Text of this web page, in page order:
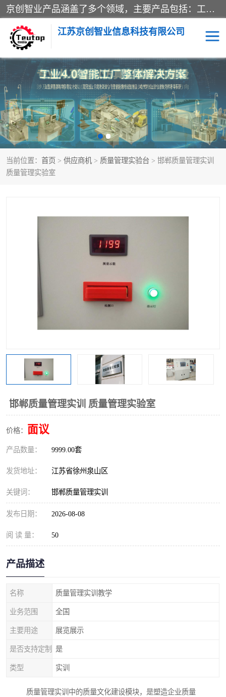
京创智业产品涵盖了多个领域，主要产品包括：工业4.0生产线解决方案，智慧物流综合实训室，教学设备与实验室建设，虚拟仿真实验室等。公司将秉持“创新、执着、诚信、共赢”的理念，以“将服务当作使命”为核心价值观，致力于为客户创造价值，与客户、合作伙伴和员工共同成长。
江苏京创智业信息科技有限公司
当前位置： 首页 > 供应商机 > 质量管理实验台 > 邯郸质量管理实训
质量管理实验室
邯郸质量管理实训 质量管理实验室
价格： 面议
产品数量： 9999.00套
发货地址： 江苏省徐州泉山区
关键词： 邯郸质量管理实训
发布日期： 2026-08-08
阅 读 量： 50
产品描述
名称 质量管理实训教学
业务范围 全国
主要用途 展览展示
是否支持定制 是
类型 实训
质量管理实训中的质量文化建设模块，是塑造企业质量
VR物流实训 低碳供应链
生产系统仿真 冷链物流
供应链管理 思政
智慧零售实训 智能制造